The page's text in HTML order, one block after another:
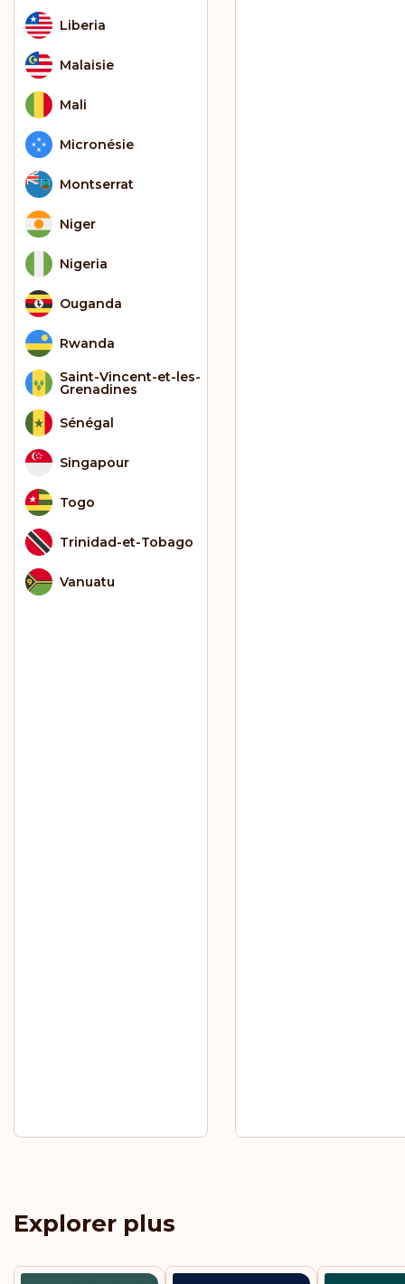
Liberia
Malaisie
Mali
Micronésie
Montserrat
Niger
Nigeria
Ouganda
Rwanda
Saint-Vincent-et-les-
Grenadines
Sénégal
Singapour
Togo
Trinidad-et-Tobago
Vanuatu
Explorer plus